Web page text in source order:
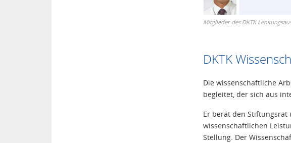
Mitglieder des DKTK
DKTK
Die wissenschaftliche
begleitet, der sich aus
Er berät den Stiftungsrat
wissenschaftlichen
Stellung. Der